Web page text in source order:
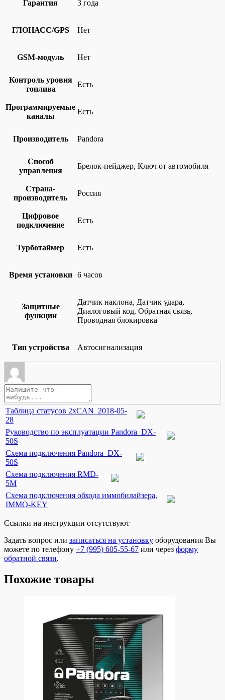
Гарантия 3 года
ГЛОНАСС/GPS Нет
GSM-модуль Нет
Контроль уровня
топлива
Есть
Программируемые
каналы
Есть
Производитель Pandora
Способ
управления
Брелок-пейджер, Ключ от автомобиля
Страна-
производитель
Россия
Цифровое
подключение
Есть
Турботаймер Есть
Время установки 6 часов
Защитные
функции
Датчик наклона, Датчик удара,
Диалоговый код, Обратная связь,
Проводная блокировка
Тип устройства Автосигнализация
Таблица статусов 2xCAN_2018-05-
28
Руководство по эксплуатации Pandora_DX-
50S
Схема подключения Pandora_DX-
50S
Схема подключения RMD-
5M
Схема подключения обхода иммобилайзера,
IMMO-KEY
Ссылки на инструкции отсутствуют
Задать вопрос или записаться на установку оборудования Вы
можете по телефону +7 (995) 605-55-67 или через форму
обратной связи.
Похожие товары